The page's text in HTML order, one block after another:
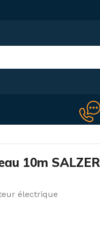
10m SALZER
électrique